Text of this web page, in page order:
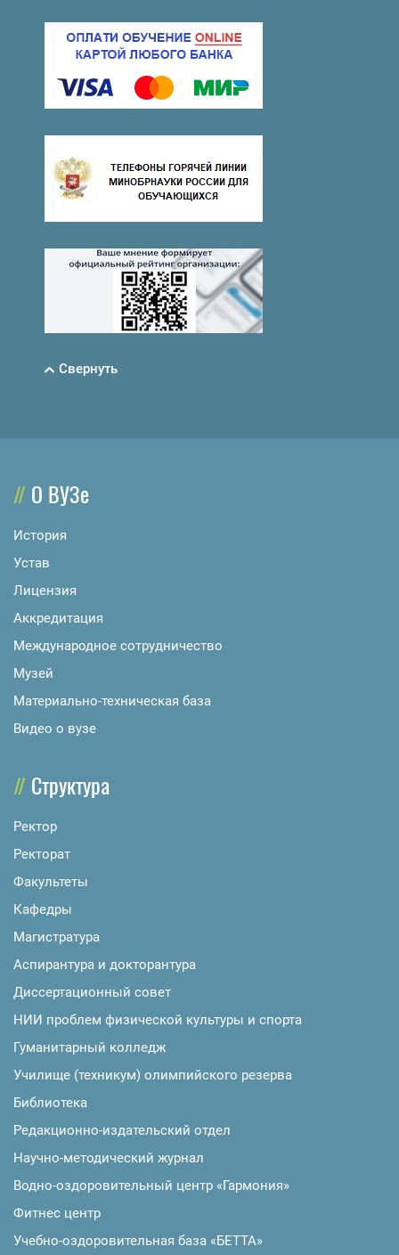
Свернуть
О ВУЗе
История
Устав
Лицензия
Аккредитация
Международное сотрудничество
Музей
Материально-техническая база
Видео о вузе
Структура
Ректор
Ректорат
Факультеты
Кафедры
Магистратура
Аспирантура и докторантура
Диссертационный совет
НИИ проблем физической культуры и спорта
Гуманитарный колледж
Училище (техникум) олимпийского резерва
Библиотека
Редакционно-издательский отдел
Научно-методический журнал
Водно-оздоровительный центр «Гармония»
Фитнес центр
Учебно-оздоровительная база «БЕТТА»